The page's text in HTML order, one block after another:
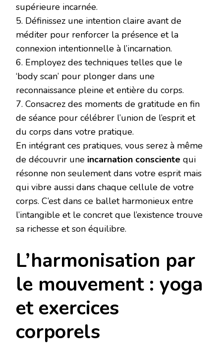
supérieure incarnée.
5. Définissez une intention claire avant de
méditer pour renforcer la présence et la
connexion intentionnelle à l’incarnation.
6. Employez des techniques telles que le
‘body scan’ pour plonger dans une
reconnaissance pleine et entière du corps.
7. Consacrez des moments de gratitude en fin
de séance pour célébrer l’union de l’esprit et
du corps dans votre pratique.
En intégrant ces pratiques, vous serez à même
de découvrir une incarnation consciente qui
résonne non seulement dans votre esprit mais
qui vibre aussi dans chaque cellule de votre
corps. C’est dans ce ballet harmonieux entre
l’intangible et le concret que l’existence trouve
sa richesse et son équilibre.
L’harmonisation par
le mouvement : yoga
et exercices
corporels